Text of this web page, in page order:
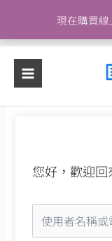
現在購買
主
容
您好，歡迎回